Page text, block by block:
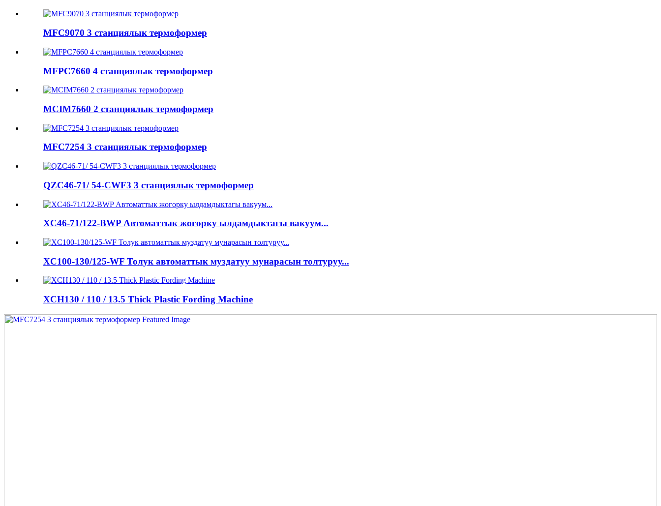
MFC9070 3 станциялык термоформер
MFPC7660 4 станциялык термоформер
MCIM7660 2 станциялык термоформер
MFC7254 3 станциялык термоформер
QZC46-71/ 54-CWF3 3 станциялык термоформер
XC46-71/122-BWP Автоматтык жогорку ылдамдыктагы вакуум...
XC100-130/125-WF Толук автоматтык муздатуу мунарасын толтуруу...
XCH130 / 110 / 13.5 Thick Plastic Fording Machine